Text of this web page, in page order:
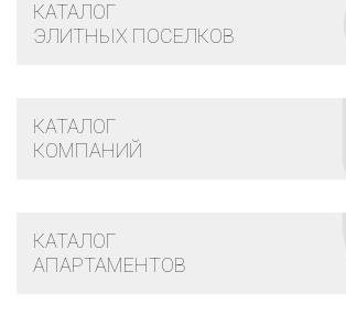
КАТАЛОГ
ЭЛИТНЫХ ПОСЕЛКОВ
КАТАЛОГ
КОМПАНИЙ
КАТАЛОГ
АПАРТАМЕНТОВ